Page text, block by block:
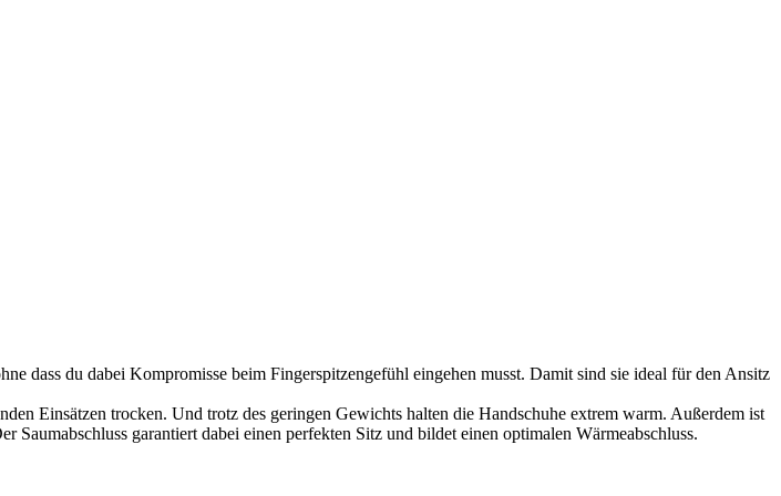
dass du dabei Kompromisse beim Fingerspitzengefühl eingehen musst. Damit sind sie ideal für den Ansitz
Einsätzen trocken. Und trotz des geringen Gewichts halten die Handschuhe extrem warm. Außerdem ist
garantiert dabei einen perfekten Sitz und bildet einen optimalen Wärmeabschluss.